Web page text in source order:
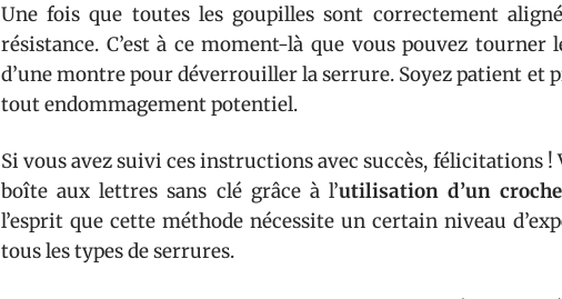
Une fois que toutes les goupilles sont correctement
résistance. C’est à ce moment-là que vous pouvez tourner
d’une montre pour déverrouiller la serrure. Soyez patient et
tout endommagement potentiel.
Si vous avez suivi ces instructions avec succès, félicitations
boîte aux lettres sans clé grâce à l’utilisation d’un
l’esprit que cette méthode nécessite un certain niveau
tous les types de serrures.